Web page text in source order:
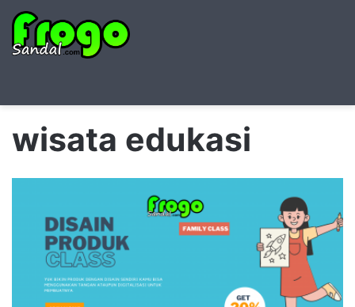
for
wisata edukasi